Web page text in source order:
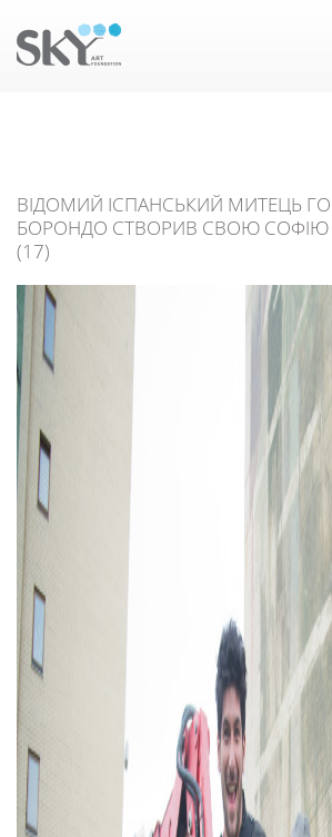
ВІДОМИЙ ІСПАНСЬКИЙ МИТЕЦЬ
БОРОНДО СТВОРИВ СВОЮ СОФІЮ
(17)